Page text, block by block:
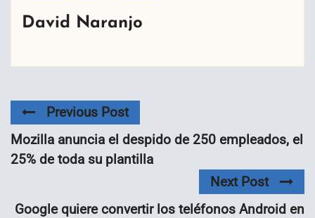
David Naranjo
Previous Post
Mozilla anuncia el despido de 250 empleados, el
25% de toda su plantilla
Next Post
Google quiere convertir los teléfonos Android en